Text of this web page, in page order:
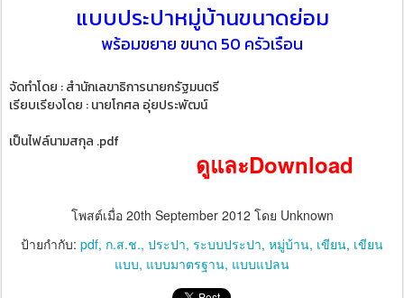
แบบประปาหมู่บ้านขนาดย่อม
พร้อมขยาย ขนาด 50 ครัวเรือน
จัดทำโดย : สำนักเลขาธิการนายกรัฐมนตรี
เรียบเรียงโดย : นายโกศล อุ่ยประพัฒน์
เป็นไฟล์นามสกุล .pdf
ดูและDownload
โพสต์เมื่อ 20th September 2012 โดย Unknown
ป้ายกำกับ: pdf ก.ส.ช. ประปา ระบบประปา หมู่บ้าน เขียน เขียน
แบบ แบบมาตรฐาน แบบแปลน